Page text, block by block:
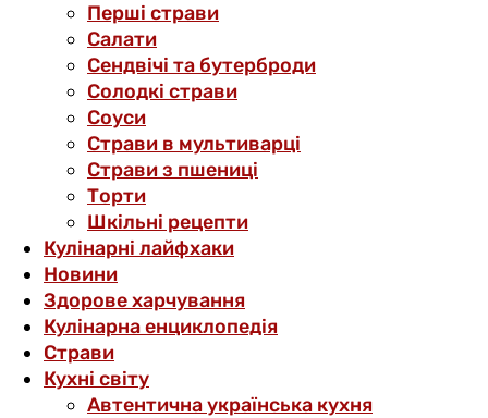
Перші страви
Салати
Сендвічі та бутерброди
Солодкі страви
Соуси
Страви в мультиварці
Страви з пшениці
Торти
Шкільні рецепти
Кулінарні лайфхаки
Новини
Здорове харчування
Кулінарна енциклопедія
Страви
Кухні світу
Автентична українська кухня